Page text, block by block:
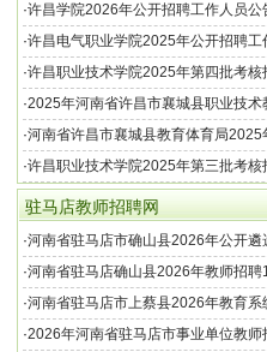
·许昌学院2026年公开招聘工作人员公
·许昌电气职业学院2025年公开招聘工
·许昌职业技术学院2025年第四批考核
生公告
·2025年河南省许昌市襄城县职业技术
招聘政府购岗教师公告
·河南省许昌市襄城县教育体育局2025
府购岗幼儿园教师公告
·许昌职业技术学院2025年第三批考核
生公告
驻马店教师招聘网
·河南省驻马店市确山县2026年公开遴
师教研员公告
·河南省驻马店确山县2026年教师招聘
·河南省驻马店市上蔡县2026年教育系
师招聘实施方案
·2026年河南省驻马店市事业单位教师